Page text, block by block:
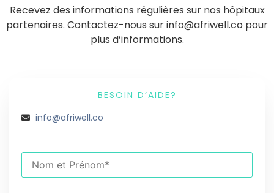
Recevez des informations régulières sur nos hôpitaux
partenaires. Contactez-nous sur info@afriwell.co pour
plus d’informations.
BESOIN D’AIDE?
info@afriwell.co